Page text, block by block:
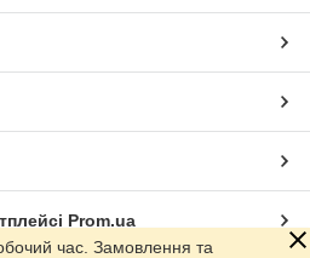
Prom.ua
час. Замовлення та